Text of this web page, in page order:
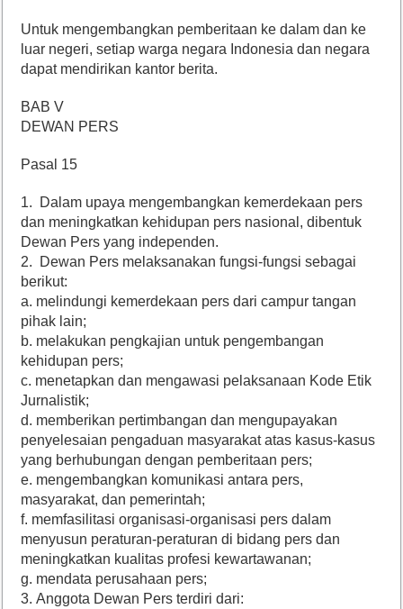
Untuk mengembangkan pemberitaan ke dalam dan ke
luar negeri, setiap warga negara Indonesia dan negara
dapat mendirikan kantor berita.
BAB V
DEWAN PERS
Pasal 15
1. Dalam upaya mengembangkan kemerdekaan pers
dan meningkatkan kehidupan pers nasional, dibentuk
Dewan Pers yang independen.
2. Dewan Pers melaksanakan fungsi-fungsi sebagai
berikut:
a. melindungi kemerdekaan pers dari campur tangan
pihak lain;
b. melakukan pengkajian untuk pengembangan
kehidupan pers;
c. menetapkan dan mengawasi pelaksanaan Kode Etik
Jurnalistik;
d. memberikan pertimbangan dan mengupayakan
penyelesaian pengaduan masyarakat atas kasus-kasus
yang berhubungan dengan pemberitaan pers;
e. mengembangkan komunikasi antara pers,
masyarakat, dan pemerintah;
f. memfasilitasi organisasi-organisasi pers dalam
menyusun peraturan-peraturan di bidang pers dan
meningkatkan kualitas profesi kewartawanan;
g. mendata perusahaan pers;
3. Anggota Dewan Pers terdiri dari: